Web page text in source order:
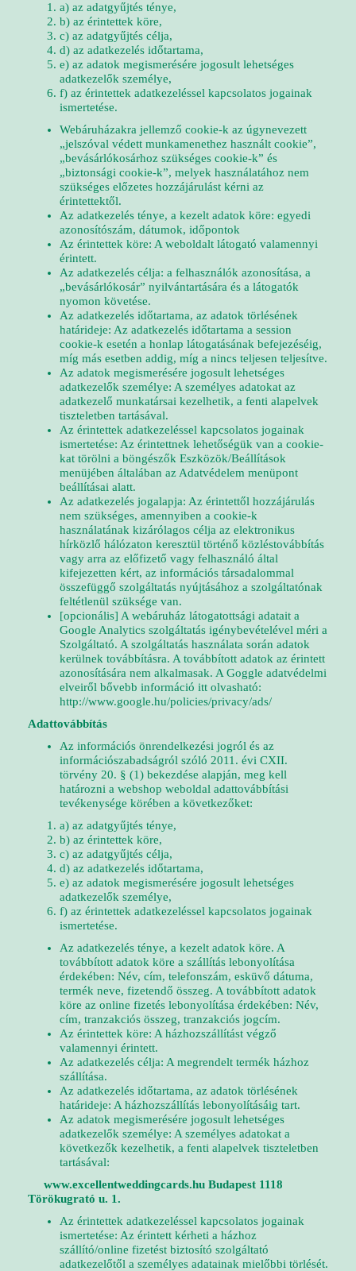
a) az adatgyűjtés ténye,
b) az érintettek köre,
c) az adatgyűjtés célja,
d) az adatkezelés időtartama,
e) az adatok megismerésére jogosult lehetséges
adatkezelők személye,
f) az érintettek adatkezeléssel kapcsolatos jogainak
ismertetése.
Webáruházakra jellemző cookie-k az úgynevezett
„jelszóval védett munkamenethez használt cookie”,
„bevásárlókosárhoz szükséges cookie-k” és
„biztonsági cookie-k”, melyek használatához nem
szükséges előzetes hozzájárulást kérni az
érintettektől.
Az adatkezelés ténye, a kezelt adatok köre: egyedi
azonosítószám, dátumok, időpontok
Az érintettek köre: A weboldalt látogató valamennyi
érintett.
Az adatkezelés célja: a felhasználók azonosítása, a
„bevásárlókosár” nyilvántartására és a látogatók
nyomon követése.
Az adatkezelés időtartama, az adatok törlésének
határideje: Az adatkezelés időtartama a session
cookie-k esetén a honlap látogatásának befejezéséig,
míg más esetben addig, míg a nincs teljesen teljesítve.
Az adatok megismerésére jogosult lehetséges
adatkezelők személye: A személyes adatokat az
adatkezelő munkatársai kezelhetik, a fenti alapelvek
tiszteletben tartásával.
Az érintettek adatkezeléssel kapcsolatos jogainak
ismertetése: Az érintettnek lehetőségük van a cookie-
kat törölni a böngészők Eszközök/Beállítások
menüjében általában az Adatvédelem menüpont
beállításai alatt.
Az adatkezelés jogalapja: Az érintettől hozzájárulás
nem szükséges, amennyiben a cookie-k
használatának kizárólagos célja az elektronikus
hírközlő hálózaton keresztül történő közléstovábbítás
vagy arra az előfizető vagy felhasználó által
kifejezetten kért, az információs társadalommal
összefüggő szolgáltatás nyújtásához a szolgáltatónak
feltétlenül szüksége van.
[opcionális] A webáruház látogatottsági adatait a
Google Analytics szolgáltatás igénybevételével méri a
Szolgáltató. A szolgáltatás használata során adatok
kerülnek továbbításra. A továbbított adatok az érintett
azonosítására nem alkalmasak. A Goggle adatvédelmi
elveiről bővebb információ itt olvasható:
http://www.google.hu/policies/privacy/ads/
Adattovábbítás
Az információs önrendelkezési jogról és az
információszabadságról szóló 2011. évi CXII.
törvény 20. § (1) bekezdése alapján, meg kell
határozni a webshop weboldal adattovábbítási
tevékenysége körében a következőket:
a) az adatgyűjtés ténye,
b) az érintettek köre,
c) az adatgyűjtés célja,
d) az adatkezelés időtartama,
e) az adatok megismerésére jogosult lehetséges
adatkezelők személye,
f) az érintettek adatkezeléssel kapcsolatos jogainak
ismertetése.
Az adatkezelés ténye, a kezelt adatok köre. A
továbbított adatok köre a szállítás lebonyolítása
érdekében: Név, cím, telefonszám, esküvő dátuma,
termék neve, fizetendő összeg. A továbbított adatok
köre az online fizetés lebonyolítása érdekében: Név,
cím, tranzakciós összeg, tranzakciós jogcím.
Az érintettek köre: A házhozszállítást végző
valamennyi érintett.
Az adatkezelés célja: A megrendelt termék házhoz
szállítása.
Az adatkezelés időtartama, az adatok törlésének
határideje: A házhozszállítás lebonyolításáig tart.
Az adatok megismerésére jogosult lehetséges
adatkezelők személye: A személyes adatokat a
következők kezelhetik, a fenti alapelvek tiszteletben
tartásával:
www.excellentweddingcards.hu Budapest 1118
Törökugrató u. 1.
Az érintettek adatkezeléssel kapcsolatos jogainak
ismertetése: Az érintett kérheti a házhoz
szállító/online fizetést biztosító szolgáltató
adatkezelőtől a személyes adatainak mielőbbi törlését.